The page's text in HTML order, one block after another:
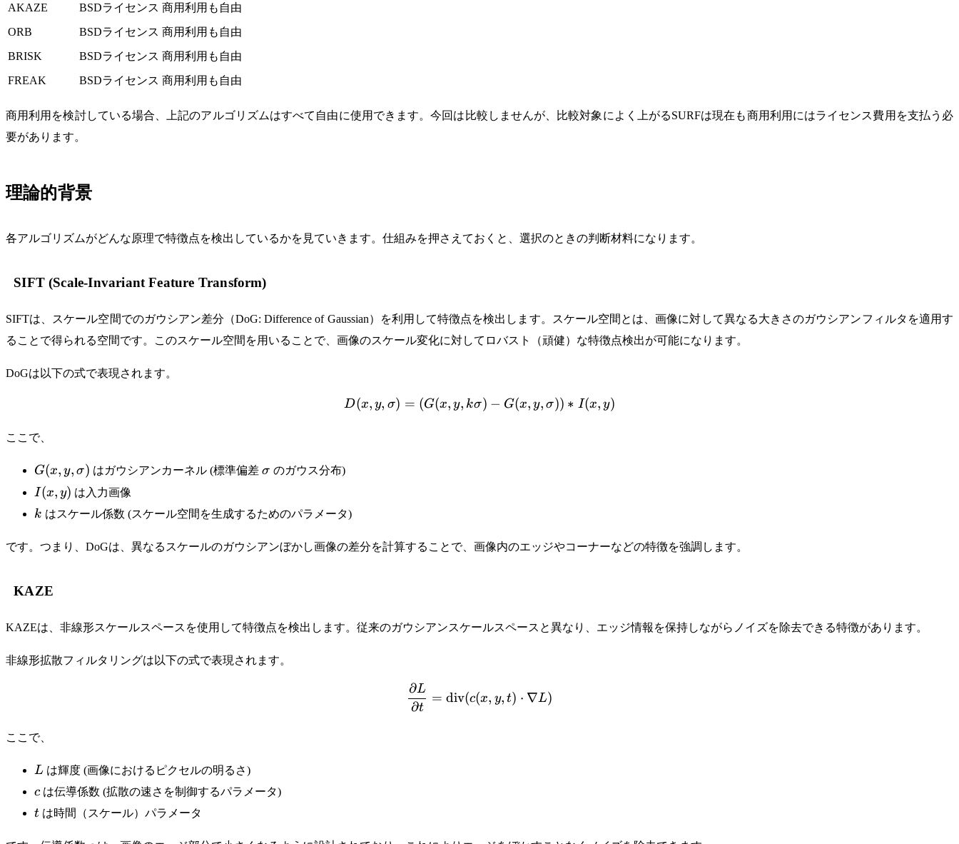
AKAZE
BSDライセンス 商用利用も自由
ORB
BSDライセンス 商用利用も自由
BRISK
BSDライセンス 商用利用も自由
FREAK
BSDライセンス 商用利用も自由
商用利用を検討している場合、上記のアルゴリズムはすべて自由に使用できます。今回は比較しませんが、比較対象によく上がるSURFは現在も商用利用にはライセンス費用を支払う必
要があります。
理論的背景
各アルゴリズムがどんな原理で特徴点を検出しているかを見ていきます。仕組みを押さえておくと、選択のときの判断材料になります。
SIFT (Scale-Invariant Feature Transform)
SIFTは、スケール空間でのガウシアン差分（DoG: Difference of Gaussian）を利用して特徴点を検出します。スケール空間とは、画像に対して異なる大きさのガウシアンフィルタを適用す
ることで得られる空間です。このスケール空間を用いることで、画像のスケール変化に対してロバスト（頑健）な特徴点検出が可能になります。
DoGは以下の式で表現されます。
D(x,y,\sigma) = (G(x,y,k\sigma) - G(x,y,\sigma)) * I(x,y)
D(x, y, σ) = (G(x, y, kσ) − G(x, y, σ)) ∗ I(x, y)
ここで、
G(x,y,\sigma)
G(x, y, σ) はガウシアンカーネル (標準偏差 \sigma
σ のガウス分布)
I(x,y)
I(x, y) は入力画像
k
k はスケール係数 (スケール空間を生成するためのパラメータ)
です。つまり、DoGは、異なるスケールのガウシアンぼかし画像の差分を計算することで、画像内のエッジやコーナーなどの特徴を強調します。
KAZE
KAZEは、非線形スケールスペースを使用して特徴点を検出します。従来のガウシアンスケールスペースと異なり、エッジ情報を保持しながらノイズを除去できる特徴があります。
非線形拡散フィルタリングは以下の式で表現されます。
\frac{\partial L}{\partial t} = \text{div}(c(x,y,t) \cdot \nabla L)
∂t
∂L
= div(c(x, y, t) ⋅ ∇L)
ここで、
L
L は輝度 (画像におけるピクセルの明るさ)
c
c は伝導係数 (拡散の速さを制御するパラメータ)
t
t は時間（スケール）パラメータ